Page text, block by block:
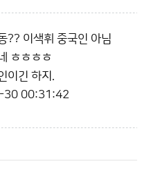
?? 이색휘 중국인 아님
ㅎㅎㅎㅎ
이긴 하지.
30 00:31:42